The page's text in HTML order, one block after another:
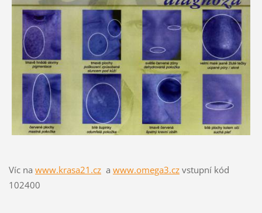
Víc na www.krasa21.cz a www.omega3.czvstupní kód
102400